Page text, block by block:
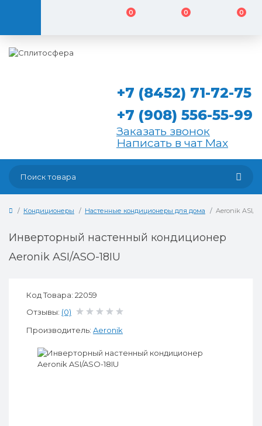
0 0 0
+7 (8452) 71-72-75
+7 (908) 556-55-99
Заказать звонок
Написать в чат Max
Кондиционеры Настенные кондиционеры для дома Aeronik ASI/
Инверторный настенный кондиционер
Aeronik ASI/ASO-18IU
Код Товара: 22059
Отзывы: (0)
Производитель: Aeronik